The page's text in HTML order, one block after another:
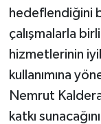
hedeflendiğini
çalışmalarla
hizmetlerinin
kullanımına
Nemrut
katkı